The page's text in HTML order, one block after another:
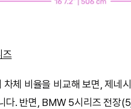
즈
체 비율을 비교해 보면, 제
다. 반면, BMW 5시리즈 전장